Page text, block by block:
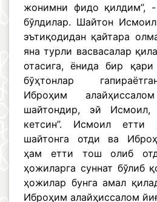
жонимни фидо қилдим”,
бўлдилар. Шайтон
эътиқодидан қайтара
яна турли васвасалар
отасига, ёнида бир
бўҳтонлар
Иброҳим
шайтондир, эй
кетсин”. Исмоил
шайтонга отди ва
ҳам етти тош олиб
ҳожиларга суннат бўлиб
ҳожилар бунга амал
Иброҳим алайҳиссалом